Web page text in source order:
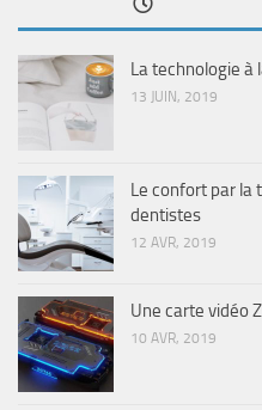
La technologie à
13 JUIN, 2019
Le confort par la
dentistes
12 AVR, 2019
Une carte vidéo
10 AVR, 2019